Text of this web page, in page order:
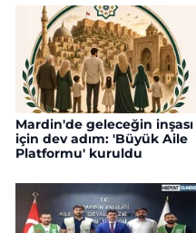
Mardin'de geleceğin inşası
için dev adım: 'Büyük Aile
Platformu' kuruldu